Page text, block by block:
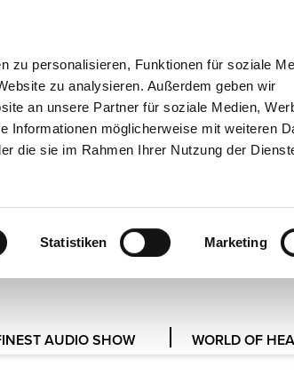
zu personalisieren, Funktionen für soziale
zu analysieren. Außerdem geben wir
an unsere Partner für soziale Medien,
Informationen möglicherweise mit weiteren
die sie im Rahmen Ihrer Nutzung der
Statistiken Marketing
UND
AUDIO SHOW WORLD OF